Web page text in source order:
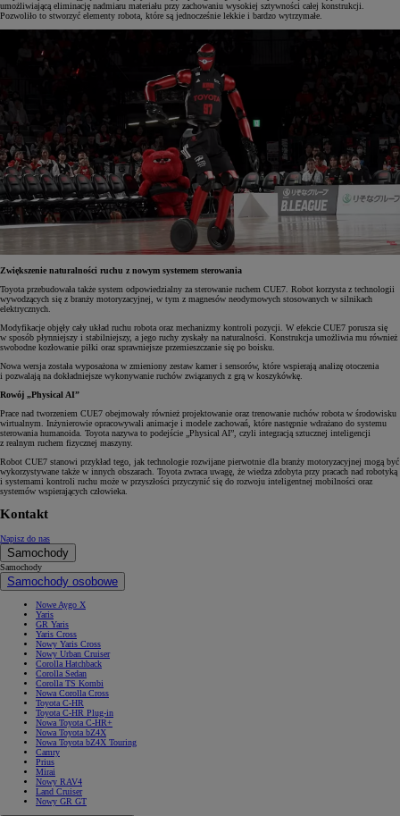
umożliwiającą eliminację nadmiaru materiału przy zachowaniu wysokiej sztywności całej konstrukcji.
Pozwoliło to stworzyć elementy robota, które są jednocześnie lekkie i bardzo wytrzymałe.
Zwiększenie naturalności ruchu z nowym systemem sterowania
Toyota przebudowała także system odpowiedzialny za sterowanie ruchem CUE7. Robot korzysta z technologii
wywodzących się z branży motoryzacyjnej, w tym z magnesów neodymowych stosowanych w silnikach
elektrycznych.
Modyfikacje objęły cały układ ruchu robota oraz mechanizmy kontroli pozycji. W efekcie CUE7 porusza się
w sposób płynniejszy i stabilniejszy, a jego ruchy zyskały na naturalności. Konstrukcja umożliwia mu również
swobodne kozłowanie piłki oraz sprawniejsze przemieszczanie się po boisku.
Nowa wersja została wyposażona w zmieniony zestaw kamer i sensorów, które wspierają analizę otoczenia
i pozwalają na dokładniejsze wykonywanie ruchów związanych z grą w koszykówkę.
Rowój „Physical AI”
Prace nad tworzeniem CUE7 obejmowały również projektowanie oraz trenowanie ruchów robota w środowisku
wirtualnym. Inżynierowie opracowywali animacje i modele zachowań, które następnie wdrażano do systemu
sterowania humanoida. Toyota nazywa to podejście „Physical AI”, czyli integracją sztucznej inteligencji
z realnym ruchem fizycznej maszyny.
Robot CUE7 stanowi przykład tego, jak technologie rozwijane pierwotnie dla branży motoryzacyjnej mogą być
wykorzystywane także w innych obszarach. Toyota zwraca uwagę, że wiedza zdobyta przy pracach nad robotyką
i systemami kontroli ruchu może w przyszłości przyczynić się do rozwoju inteligentnej mobilności oraz
systemów wspierających człowieka.
Kontakt
Napisz do nas
Samochody
Samochody
Samochody osobowe
Nowe Aygo X
Yaris
GR Yaris
Yaris Cross
Nowy Yaris Cross
Nowy Urban Cruiser
Corolla Hatchback
Corolla Sedan
Corolla TS Kombi
Nowa Corolla Cross
Toyota C-HR
Toyota C-HR Plug-in
Nowa Toyota C-HR+
Nowa Toyota bZ4X
Nowa Toyota bZ4X Touring
Camry
Prius
Mirai
Nowy RAV4
Land Cruiser
Nowy GR GT